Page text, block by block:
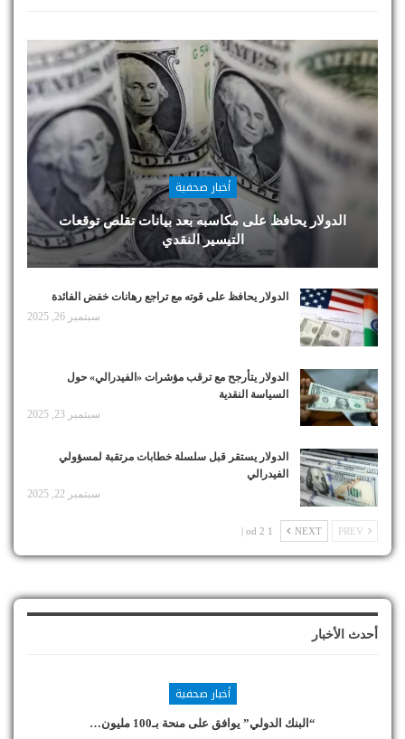
أخبار صحفية
الدولار يحافظ على مكاسبه بعد بيانات تقلص توقعات
التيسير النقدي
الدولار يحافظ على قوته مع تراجع رهانات خفض الفائدة
سبتمبر 26, 2025
الدولار يتأرجح مع ترقب مؤشرات «الفيدرالي» حول
السياسة النقدية
سبتمبر 23, 2025
الدولار يستقر قبل سلسلة خطابات مرتقبة لمسؤولي
الفيدرالي
سبتمبر 22, 2025
NEXT
1 od 2 |
أحدث الأخبار
أخبار صحفية
“البنك الدولي” يوافق على منحة بـ100 مليون…